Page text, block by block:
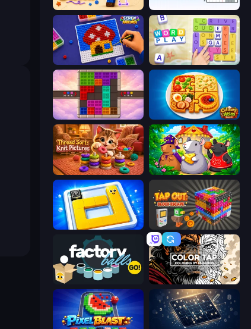
Rope Stitch Puzzle
Screw Sorting Word Play
Color Cube Puzzle Culinary Atlas
Thread Sort: Knit Pictures Rat's House - Nonogram
Ice Slide Tap Out: Block Escape
Factory Balls Go! Color Tap: Coloring by Numbers